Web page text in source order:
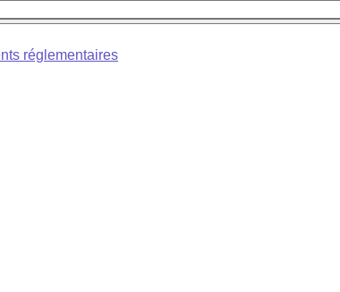
réglementaires